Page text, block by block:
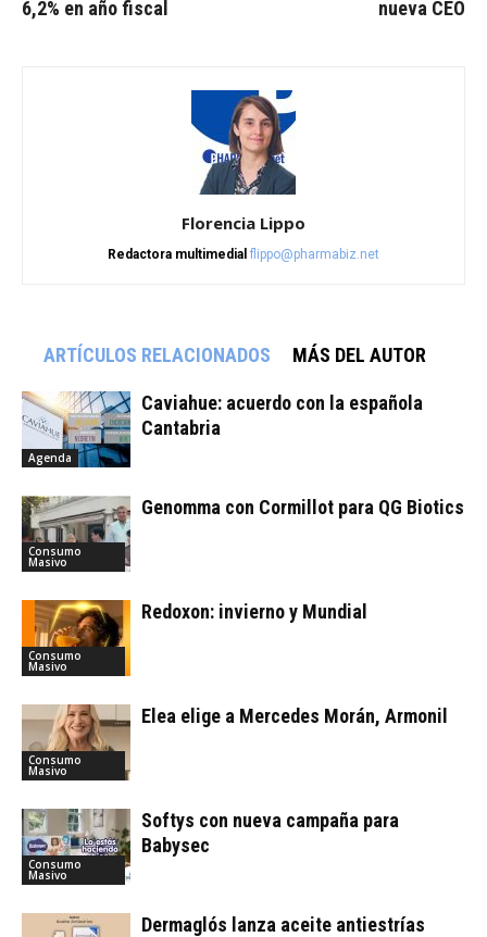
6,2% en año fiscal nueva CEO
Florencia Lippo
Redactora multimedial flippo@pharmabiz.net
ARTÍCULOS RELACIONADOS MÁS DEL AUTOR
Agenda
Caviahue: acuerdo con la española
Cantabria
Consumo
Masivo
Genomma con Cormillot para QG Biotics
Consumo
Masivo
Redoxon: invierno y Mundial
Consumo
Masivo
Elea elige a Mercedes Morán, Armonil
Consumo
Masivo
Softys con nueva campaña para
Babysec
Dermaglós lanza aceite antiestrías